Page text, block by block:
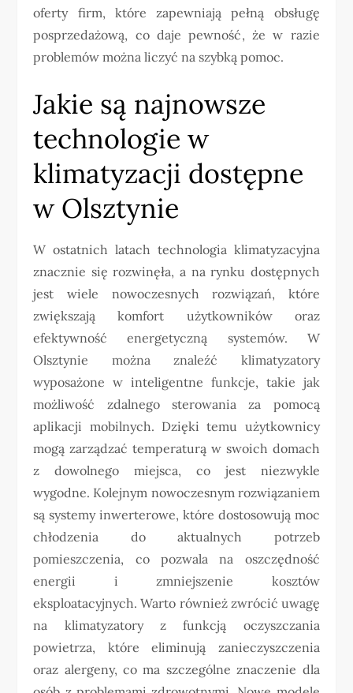
oferty firm, które zapewniają pełną obsługę
posprzedażową, co daje pewność, że w razie
problemów można liczyć na szybką pomoc.
Jakie są najnowsze
technologie w
klimatyzacji dostępne
w Olsztynie
W ostatnich latach technologia klimatyzacyjna
znacznie się rozwinęła, a na rynku dostępnych
jest wiele nowoczesnych rozwiązań, które
zwiększają komfort użytkowników oraz
efektywność energetyczną systemów. W
Olsztynie można znaleźć klimatyzatory
wyposażone w inteligentne funkcje, takie jak
możliwość zdalnego sterowania za pomocą
aplikacji mobilnych. Dzięki temu użytkownicy
mogą zarządzać temperaturą w swoich domach
z dowolnego miejsca, co jest niezwykle
wygodne. Kolejnym nowoczesnym rozwiązaniem
są systemy inwerterowe, które dostosowują moc
chłodzenia do aktualnych potrzeb
pomieszczenia, co pozwala na oszczędność
energii i zmniejszenie kosztów
eksploatacyjnych. Warto również zwrócić uwagę
na klimatyzatory z funkcją oczyszczania
powietrza, które eliminują zanieczyszczenia
oraz alergeny, co ma szczególne znaczenie dla